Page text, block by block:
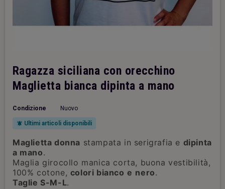
Ragazza siciliana con orecchino
Maglietta bianca dipinta a mano
Condizione Nuovo
notifications_active Ultimi articoli disponibili
Maglietta donna stampata in serigrafia e dipinta
a mano.
Maglia girocollo manica corta, buona vestibilità,
100% cotone, colori bianco e nero.
Taglie S-M-L.